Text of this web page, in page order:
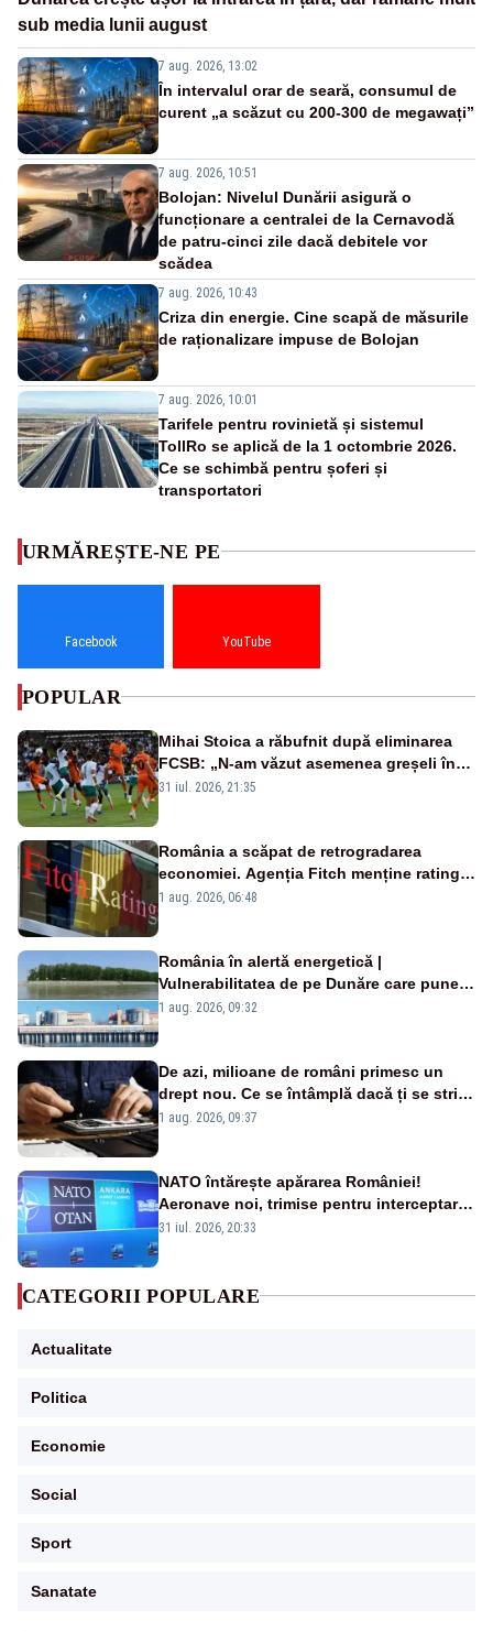
sub media lunii august
7 aug. 2026, 13:02
În intervalul orar de seară, consumul de
curent „a scăzut cu 200-300 de megawați”
7 aug. 2026, 10:51
Bolojan: Nivelul Dunării asigură o
funcționare a centralei de la Cernavodă
de patru-cinci zile dacă debitele vor
scădea
7 aug. 2026, 10:43
Criza din energie. Cine scapă de măsurile
de raționalizare impuse de Bolojan
7 aug. 2026, 10:01
Tarifele pentru rovinietă și sistemul
TollRo se aplică de la 1 octombrie 2026.
Ce se schimbă pentru șoferi și
transportatori
URMĂREȘTE-NE PE
Facebook YouTube
POPULAR
Mihai Stoica a răbufnit după eliminarea
FCSB: „N-am văzut asemenea greșeli în
190 de meciuri europene”
31 iul. 2026, 21:35
România a scăpat de retrogradarea
economiei. Agenția Fitch menține ratingul
„BBB-” cu perspectivă negativă
1 aug. 2026, 06:48
România în alertă energetică |
Vulnerabilitatea de pe Dunăre care pune
în pericol Centrala Cernavodă era
1 aug. 2026, 09:32
De azi, milioane de români primesc un
drept nou. Ce se întâmplă dacă ți se strică
un produs
1 aug. 2026, 09:37
NATO întărește apărarea României!
Aeronave noi, trimise pentru interceptarea
și distrugerea dronelor
31 iul. 2026, 20:33
CATEGORII POPULARE
Actualitate
Politica
Economie
Social
Sport
Sanatate